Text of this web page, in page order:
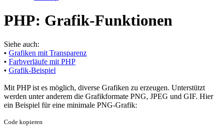
PHP: Grafik-Funktionen
Siehe auch:
• Grafiken mit Transparenz
• Farbverläufe mit PHP
• Grafik-Beispiel
Mit PHP ist es möglich, diverse Grafiken zu erzeugen. Unterstützt
werden unter anderem die Grafikformate PNG, JPEG und GIF. Hier
ein Beispiel für eine minimale PNG-Grafik:
Code kopieren